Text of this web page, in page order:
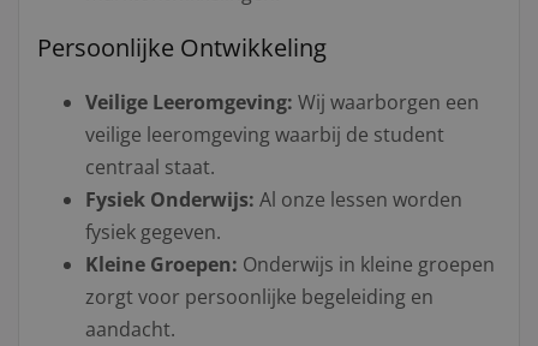
Persoonlijke Ontwikkeling
Veilige Leeromgeving: Wij waarborgen een
veilige leeromgeving waarbij de student
centraal staat.
Fysiek Onderwijs: Al onze lessen worden
fysiek gegeven.
Kleine Groepen: Onderwijs in kleine groepen
zorgt voor persoonlijke begeleiding en
aandacht.